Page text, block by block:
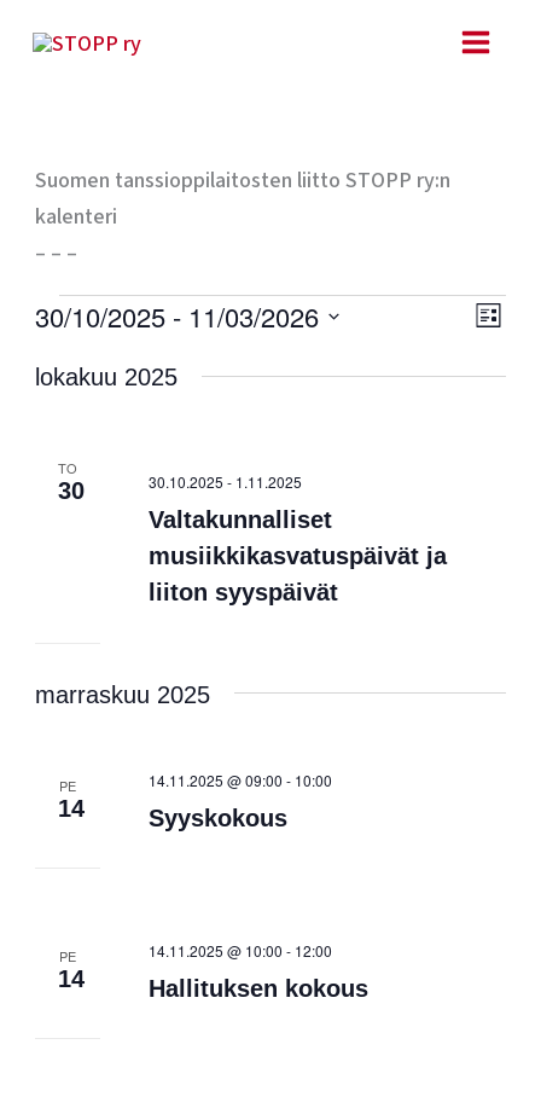
sisältöön
Suomen tanssioppilaitosten liitto STOPP ry:n
kalenteri
– – –
Tapahtumat LISTA
30/10/2025 - 11/03/2026
päivä.
lokakuu 2025
TO
30
Valtakunnalliset
musiikkikasvatuspäivät ja
liiton syyspäivät
30.10.2025 - 1.11.2025
marraskuu 2025
PE
14 Syyskokous
14.11.2025 @ 09:00 - 10:00
PE
14 Hallituksen kokous
14.11.2025 @ 10:00 - 12:00